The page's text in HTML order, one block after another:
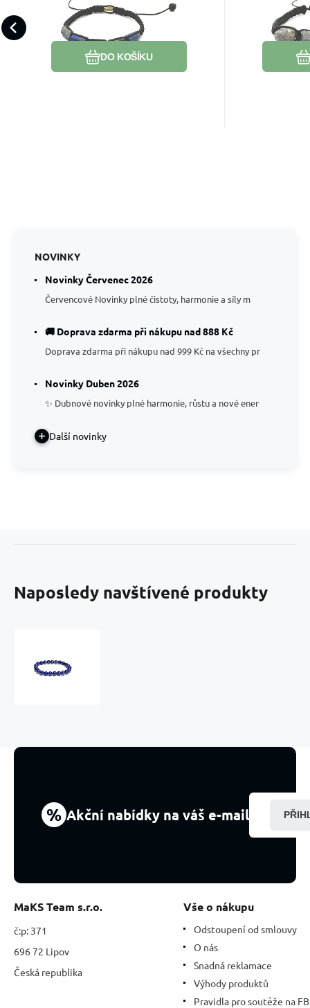
velikost, kámen
harmonie
DO KOŠÍKU
Oblíbený
Porovnat
myšlenkách? Lapis lazuli ti
vrátí jasnost a směr.
který
posiluje
k
NOVINKY
Novinky Červenec 2026
Červencové Novinky plné čistoty, harmonie a síly m
🚚 Doprava zdarma při nákupu nad 888 Kč
Doprava zdarma při nákupu nad 999 Kč na všechny pr
Novinky Duben 2026
✨ Dubnové novinky plné harmonie, růstu a nové ener
Další novinky
Naposledy navštívené produkty
8
-
17
% Akční nabídky na váš e-mail
MaKS Team s.r.o.
č:p: 371
696 72 Lipov
Česká republika
Vše o nákupu
Odstoupení od smlouvy
O nás
Snadná reklamace
Výhody produktů
Pravidla pro soutěže na FB